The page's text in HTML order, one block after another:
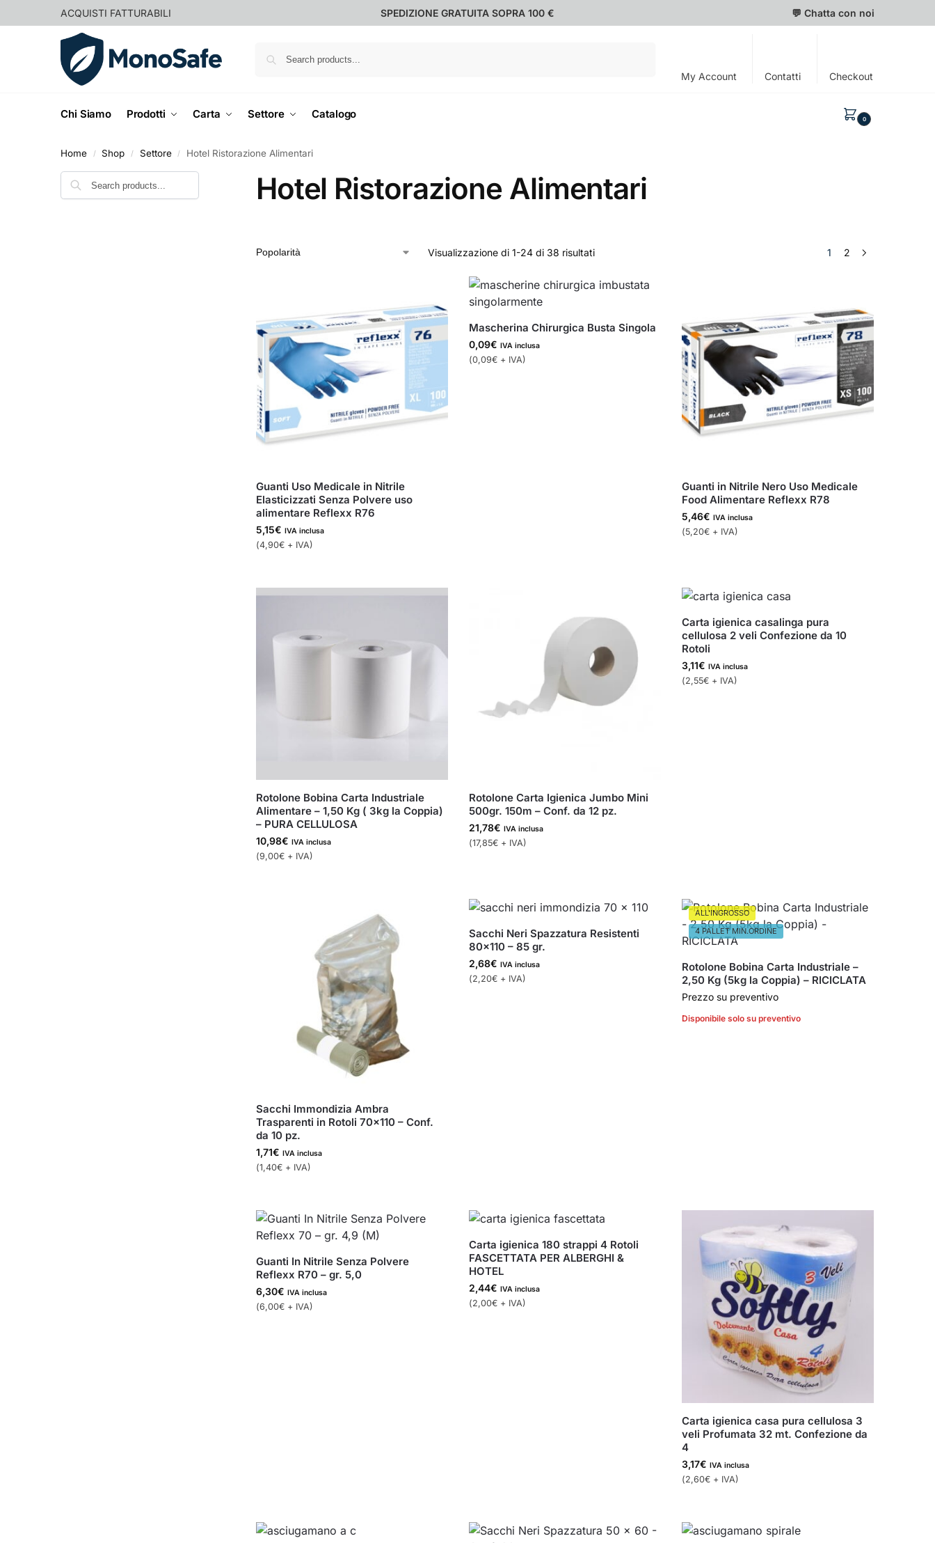
ACQUISTI FATTURABILI SPEDIZIONE GRATUITA SOPRA 100 € 💬 Chatta con noi
My Account Contatti Checkout
Chi Siamo Prodotti Carta Settore Catalogo 0
Home / Shop / Settore / Hotel Ristorazione Alimentari
Hotel Ristorazione Alimentari
Visualizzazione di 1-24 di 38 risultati 1 2
Guanti Uso Medicale in Nitrile
Elasticizzati Senza Polvere uso
alimentare Reflexx R76
5,15€ IVA inclusa
(4,90€+ IVA)
Mascherina Chirurgica Busta Singola
0,09€ IVA inclusa
(0,09€+ IVA)
Guanti in Nitrile Nero Uso Medicale
Food Alimentare Reflexx R78
5,46€ IVA inclusa
(5,20€ + IVA)
Rotolone Bobina Carta Industriale
Alimentare – 1,50 Kg ( 3kg la Coppia)
– PURA CELLULOSA
10,98€ IVA inclusa
(9,00€+ IVA)
Rotolone Carta Igienica Jumbo Mini
500gr. 150m – Conf. da 12 pz.
21,78€ IVA inclusa
(17,85€+ IVA)
Carta igienica casalinga pura
cellulosa 2 veli Confezione da 10
Rotoli
3,11€ IVA inclusa
(2,55€ + IVA)
Sacchi Immondizia Ambra
Trasparenti in Rotoli 70×110 – Conf.
da 10 pz.
1,71€ IVA inclusa
(1,40€+ IVA)
Sacchi Neri Spazzatura Resistenti
80×110 – 85 gr.
2,68€ IVA inclusa
(2,20€+ IVA)
ALL'INGROSSO
4 PALLET MIN.ORDINE
Rotolone Bobina Carta Industriale –
2,50 Kg (5kg la Coppia) – RICICLATA
Prezzo su preventivo
Disponibile solo su preventivo
Guanti In Nitrile Senza Polvere
Reflexx R70 – gr. 5,0
6,30€ IVA inclusa
(6,00€+ IVA)
Carta igienica 180 strappi 4 Rotoli
FASCETTATA PER ALBERGHI &
HOTEL
2,44€ IVA inclusa
(2,00€+ IVA)
Carta igienica casa pura cellulosa 3
veli Profumata 32 mt. Confezione da
4
3,17€ IVA inclusa
(2,60€ + IVA)